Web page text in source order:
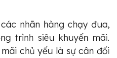
nhãn hàng chạy đua,
trình siêu khuyến mãi.
chủ yếu là sự cân đối